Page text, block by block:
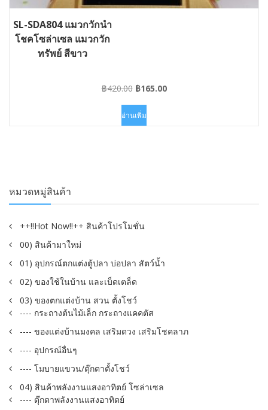
SL-SDA804 แมวกวักนำ
โชคโซล่าเซล แมวกวัก
ทรัพย์ สีขาว
฿420.00 Original
was:
฿420.00.
฿165.00Current
อ่านเพิ่ม
หมวดหมู่สินค้า
++!!Hot Now!!++ สินค้าโปรโมชั่น
00) สินค้ามาใหม่
01) อุปกรณ์ตกแต่งตู้ปลา บ่อปลา สัตว์น้ำ
02) ของใช้ในบ้าน และเบ็ดเตล็ด
03) ของตกแต่งบ้าน สวน ตั้งโชว์
---- กระถางต้นไม้เล็ก กระถางแคคตัส
---- ของแต่งบ้านมงคล เสริมดวง เสริมโชคลาภ
---- อุปกรณ์อื่นๆ
---- โมบายแขวน/ตุ๊กตาตั้งโชว์
04) สินค้าพลังงานแสงอาทิตย์ โซล่าเซล
---- ตุ๊กตาพลังงานแสงอาทิตย์